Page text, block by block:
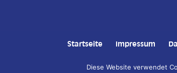
Startseite Impressum
Copyright © 2020 Auricher
Diese Website verwendet